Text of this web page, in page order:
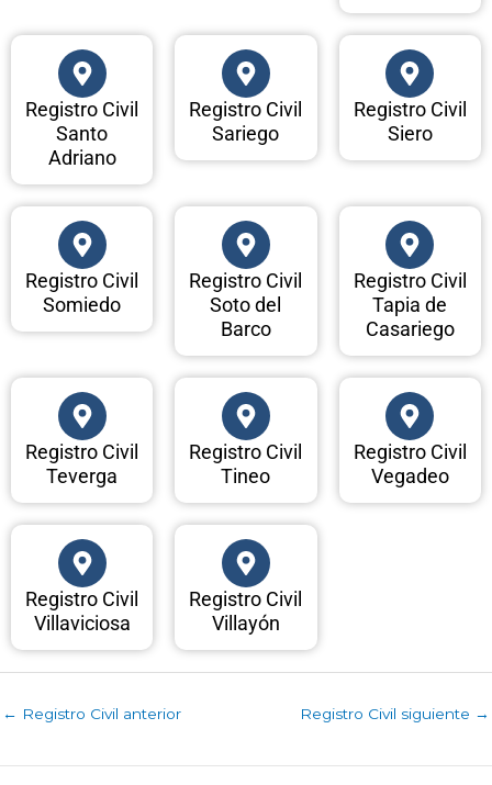
Registro Civil
Santo
Adriano
Registro Civil
Sariego
Registro Civil
Siero
Registro Civil
Somiedo
Registro Civil
Soto del
Barco
Registro Civil
Tapia de
Casariego
Registro Civil
Teverga
Registro Civil
Tineo
Registro Civil
Vegadeo
Registro Civil
Villaviciosa
Registro Civil
Villayón
← Registro Civil anterior Registro Civil siguiente →